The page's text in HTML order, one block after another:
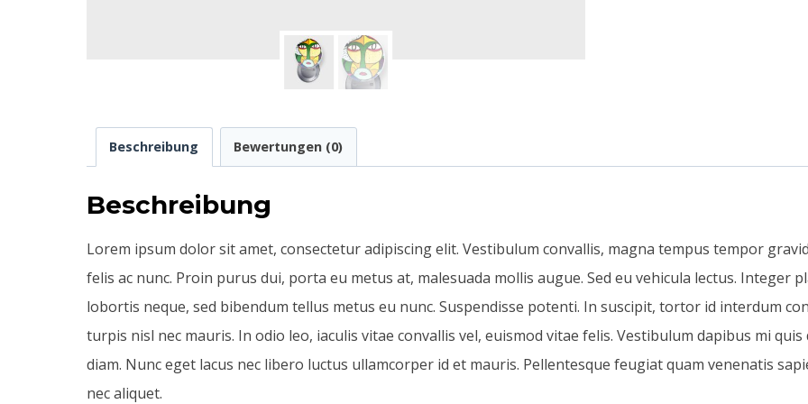
Beschreibung Bewertungen (0)
Beschreibung
Lorem ipsum dolor sit amet, consectetur adipiscing elit. Vestibulum convallis, magna tempus tempor
felis ac nunc. Proin purus dui, porta eu metus at, malesuada mollis augue. Sed eu vehicula lectus. Integer
lobortis neque, sed bibendum tellus metus eu nunc. Suspendisse potenti. In suscipit, tortor id interdum
turpis nisl nec mauris. In odio leo, iaculis vitae convallis vel, euismod vitae felis. Vestibulum dapibus mi
diam. Nunc eget lacus nec libero luctus ullamcorper id et mauris. Pellentesque feugiat quam venenatis
nec aliquet.